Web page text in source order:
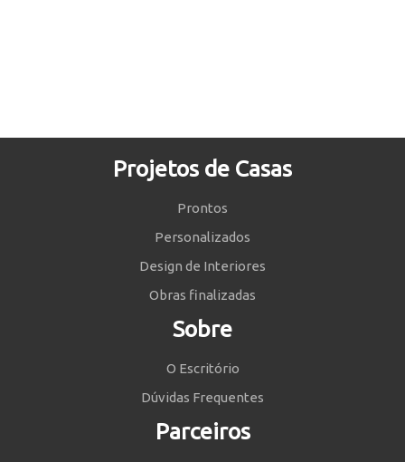
Projetos de Casas
Prontos
Personalizados
Design de Interiores
Obras finalizadas
Sobre
O Escritório
Dúvidas Frequentes
Parceiros